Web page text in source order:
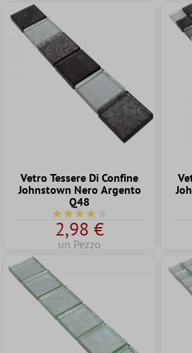
Vetro Tessere Di Confine
Johnstown Nero Argento
Q48
Valutazione media di 4 su 5
2,98 €
un Pezzo